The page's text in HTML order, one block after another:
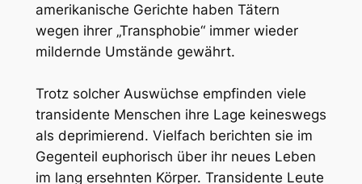
amerikanische Gerichte haben Tätern
wegen ihrer „Transphobie“ immer wieder
mildernde Umstände gewährt.
Trotz solcher Auswüchse empfinden viele
transidente Menschen ihre Lage keineswegs
als deprimierend. Vielfach berichten sie im
Gegenteil euphorisch über ihr neues Leben
im lang ersehnten Körper. Transidente Leute